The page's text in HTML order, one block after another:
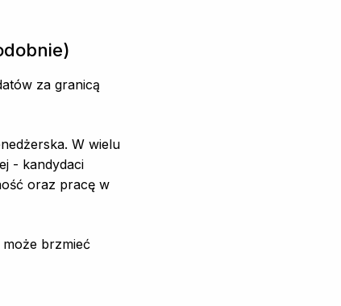
za granicą
W wielu
- kandydaci
oraz pracę w
brzmieć